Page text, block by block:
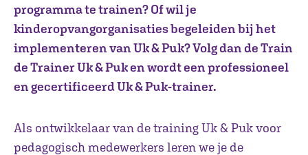
programma te trainen? Of wil je
kinderopvangorganisaties begeleiden bij het
implementeren van Uk & Puk? Volg dan de Train
de Trainer Uk & Puk en wordt een professioneel
en gecertificeerd Uk & Puk-trainer.
Als ontwikkelaar van de training Uk & Puk voor
pedagogisch medewerkers leren we je de